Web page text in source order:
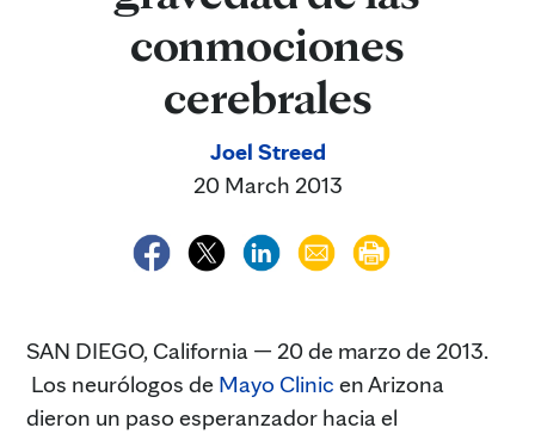
conmociones
cerebrales
Joel Streed
20 March 2013
SAN DIEGO, California — 20 de marzo de 2013.
Los neurólogos de Mayo Clinic en Arizona
dieron un paso esperanzador hacia el